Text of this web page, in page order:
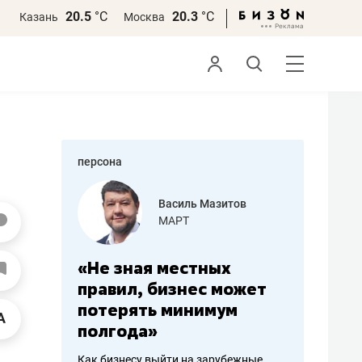
Казань 20.5 °С Москва 20.3 °С
персона
работа
Василь Мазитов
МАРТ
«Не зная местных
правил, бизнес может
потерять минимум
полгода»